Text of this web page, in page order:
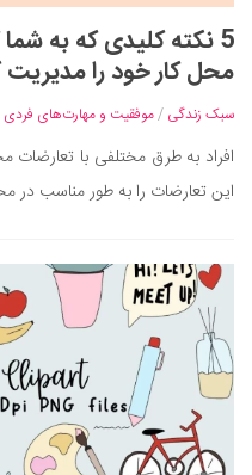
سفر و گردشگری
ایران گردی
جهان گردی
موفقیت و مهارت‌های فردی
تغذیه سالم
بهداشت
بیماری و درمان
کودک و مادر
ورزش و تندرستی
روانشناسی
5 نکته کلیدی که به
محل کار خود را مدیریت
سبک زندگی /موفقیت و مهارت‌های فردی
افراد به طرق مختلفی با تعارضات
این تعارضات را به طور مناسب در